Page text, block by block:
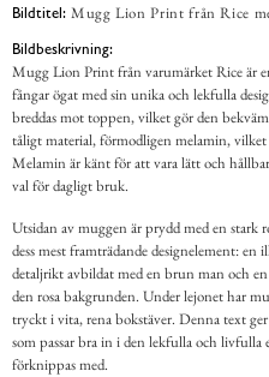
Bildtitel: Mugg Lion Print från Rice
Bildbeskrivning:
Mugg Lion Print från varumärket Rice är
fångar ögat med sin unika och lekfulla
breddas mot toppen, vilket gör den
tåligt material, förmodligen melamin, vilket
Melamin är känt för att vara lätt och
val för dagligt bruk.
Utsidan av muggen är prydd med en stark
dess mest framträdande designelement:
detaljrikt avbildat med en brun man och
den rosa bakgrunden. Under lejonet har
tryckt i vita, rena bokstäver. Denna text
som passar bra in i den lekfulla och livfulla
förknippas med.